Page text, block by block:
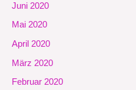
Juni 2020
Mai 2020
April 2020
März 2020
Februar 2020